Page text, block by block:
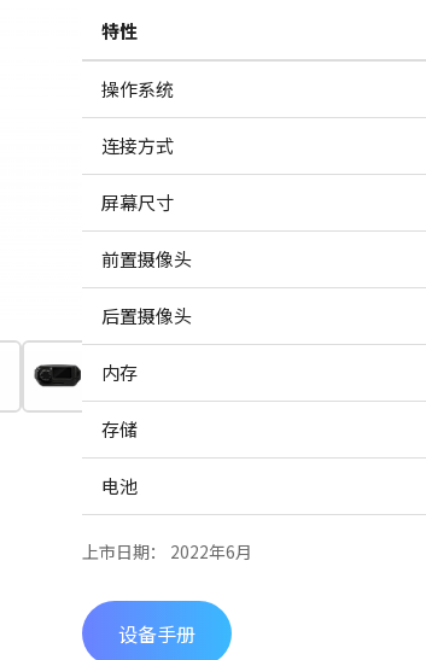
特性
操作系统
连接方式
屏幕尺寸
前置摄像头
后置摄像头
内存
存储
电池
上市日期： 2022年6月
设备手册